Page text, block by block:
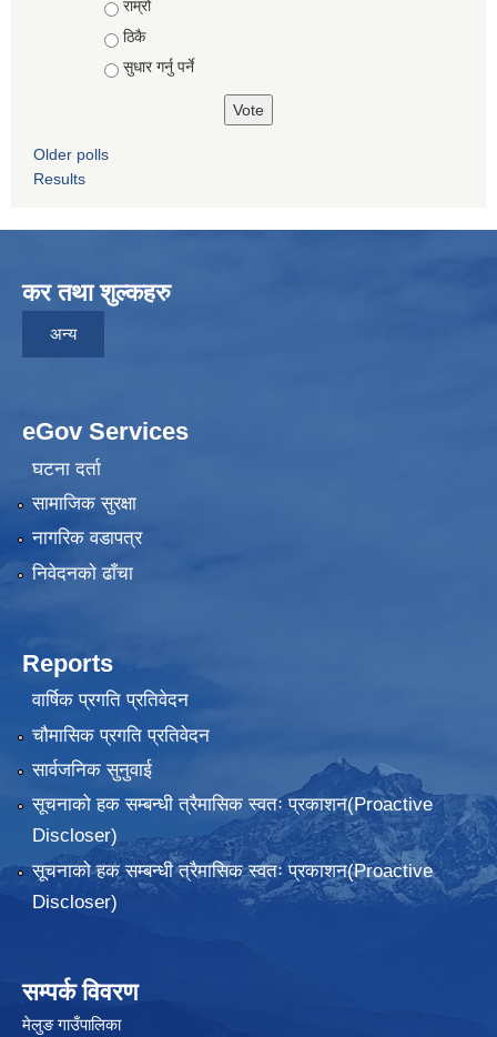
Choices
राम्रो
ठिकै
सुधार गर्नु पर्ने
Older polls
Results
कर तथा शुल्कहरु
अन्य
eGov Services
घटना दर्ता
सामाजिक सुरक्षा
नागरिक वडापत्र
निवेदनकाे ढाँचा
Reports
वार्षिक प्रगति प्रतिवेदन
चौमासिक प्रगति प्रतिवेदन
सार्वजनिक सुनुवाई
सूचनाको हक सम्बन्धी त्रैमासिक स्वतः प्रकाशन(Proactive
Discloser)
सूचनाको हक सम्बन्धी त्रैमासिक स्वतः प्रकाशन(Proactive
Discloser)
सम्पर्क विवरण
मेलुङ गाउँपालिका